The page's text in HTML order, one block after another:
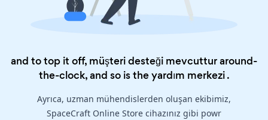
and to top it off, müşteri desteği mevcuttur around-
the-clock, and so is theyardım merkezi.
Ayrıca, uzman mühendislerden oluşan ekibimiz,
SpaceCraft Online Store cihazınız gibi powr